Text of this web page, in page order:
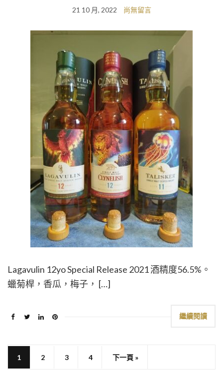
21 10 月, 2022 尚無留言
Lagavulin 12yo Special Release 2021 酒精度56.5%。
蠟菊桿，香瓜，梅子， […]
繼續閱讀
1 2 3 4 下一頁 »